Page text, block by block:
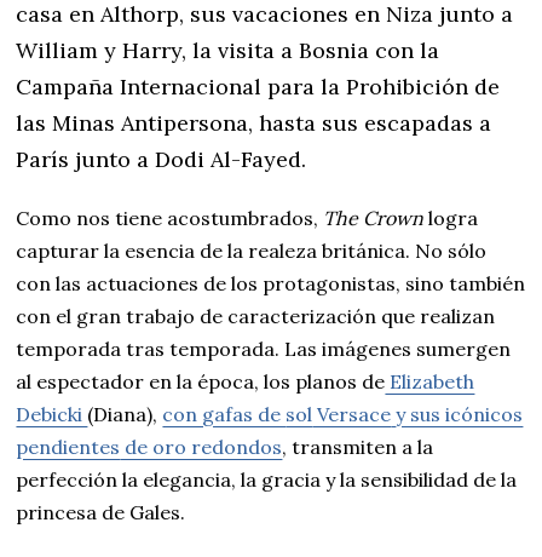
casa en Althorp, sus vacaciones en Niza junto a
William y Harry, la visita a Bosnia con la
Campaña Internacional para la Prohibición de
las Minas Antipersona, hasta sus escapadas a
París junto a Dodi Al-Fayed.
Como nos tiene acostumbrados, The Crown logra
capturar la esencia de la realeza británica. No sólo
con las actuaciones de los protagonistas, sino también
con el gran trabajo de caracterización que realizan
temporada tras temporada. Las imágenes sumergen
al espectador en la época, los planos de Elizabeth
Debicki (Diana), con gafas de sol Versace y sus icónicos
pendientes de oro redondos, transmiten a la
perfección la elegancia, la gracia y la sensibilidad de la
princesa de Gales.